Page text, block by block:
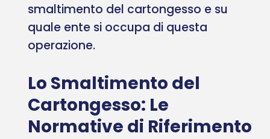
smaltimento del cartongesso e su
quale ente si occupa di questa
operazione.
Lo Smaltimento del
Cartongesso: Le
Normative di Riferimento